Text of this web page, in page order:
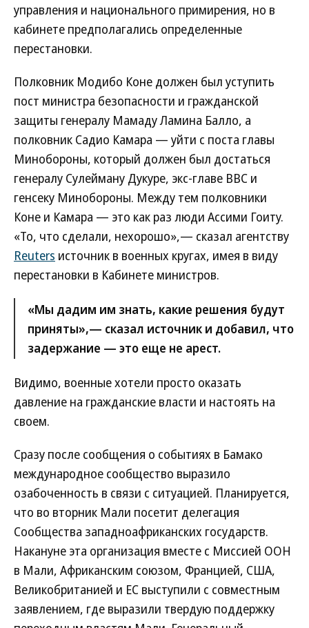
управления и национального примирения, но в
кабинете предполагались определенные
перестановки.
Полковник Модибо Коне должен был уступить
пост министра безопасности и гражданской
защиты генералу Мамаду Ламина Балло, а
полковник Садио Камара — уйти с поста главы
Минобороны, который должен был достаться
генералу Сулейману Дукуре, экс-главе ВВС и
генсеку Минобороны. Между тем полковники
Коне и Камара — это как раз люди Ассими Гоиту.
«То, что сделали, нехорошо»,— сказал агентству
Reuters источник в военных кругах, имея в виду
перестановки в Кабинете министров.
«Мы дадим им знать, какие решения будут
приняты»,— сказал источник и добавил, что
задержание — это еще не арест.
Видимо, военные хотели просто оказать
давление на гражданские власти и настоять на
своем.
Сразу после сообщения о событиях в Бамако
международное сообщество выразило
озабоченность в связи с ситуацией. Планируется,
что во вторник Мали посетит делегация
Сообщества западноафриканских государств.
Накануне эта организация вместе с Миссией ООН
в Мали, Африканским союзом, Францией, США,
Великобританией и ЕС выступили с совместным
заявлением, где выразили твердую поддержку